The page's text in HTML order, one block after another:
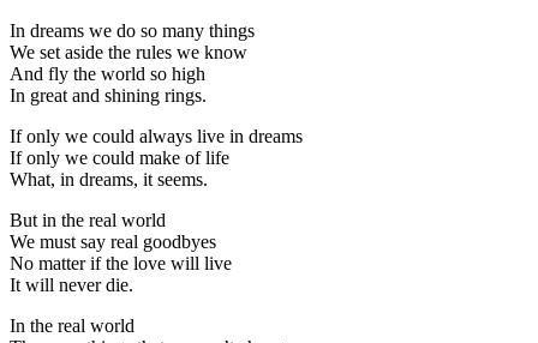
In dreams we do so many things
We set aside the rules we know
And fly the world so high
In great and shining rings.
If only we could always live in dreams
If only we could make of life
What, in dreams, it seems.
But in the real world
We must say real goodbyes
No matter if the love will live
It will never die.
In the real world